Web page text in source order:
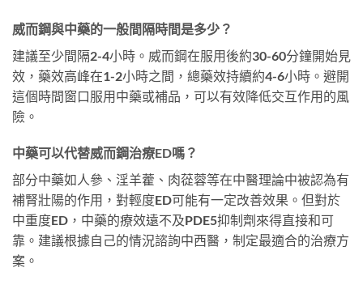
威而鋼與中藥的一般間隔時間是多少？
建議至少間隔2-4小時。威而鋼在服用後約30-60分鐘開始見
效，藥效高峰在1-2小時之間，總藥效持續約4-6小時。避開
這個時間窗口服用中藥或補品，可以有效降低交互作用的風
險。
中藥可以代替威而鋼治療ED嗎？
部分中藥如人參、淫羊藿、肉蓯蓉等在中醫理論中被認為有
補腎壯陽的作用，對輕度ED可能有一定改善效果。但對於
中重度ED，中藥的療效遠不及PDE5抑制劑來得直接和可
靠。建議根據自己的情況諮詢中西醫，制定最適合的治療方
案。